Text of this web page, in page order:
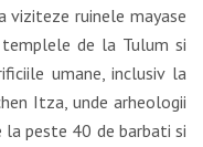
viziteze ruinele mayase
de la Tulum si
umane, inclusiv la
Itza, unde arheologii
peste 40 de barbati si